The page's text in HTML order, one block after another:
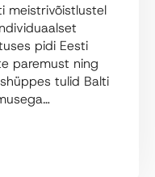
meistrivõistlustel
pidi Eesti
paremust ning
tulid Balti